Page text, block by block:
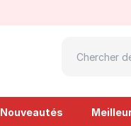
Nouveautés